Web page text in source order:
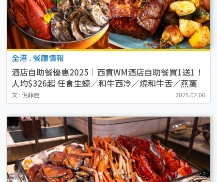
全港 . 餐廳情報
酒店自助餐優惠2025｜西貢WM酒店自助餐買1送1！
人均$326起 任食生蠔／和牛西冷／燒和牛舌／燕窩
文 : 倪菲連 2025.02.06